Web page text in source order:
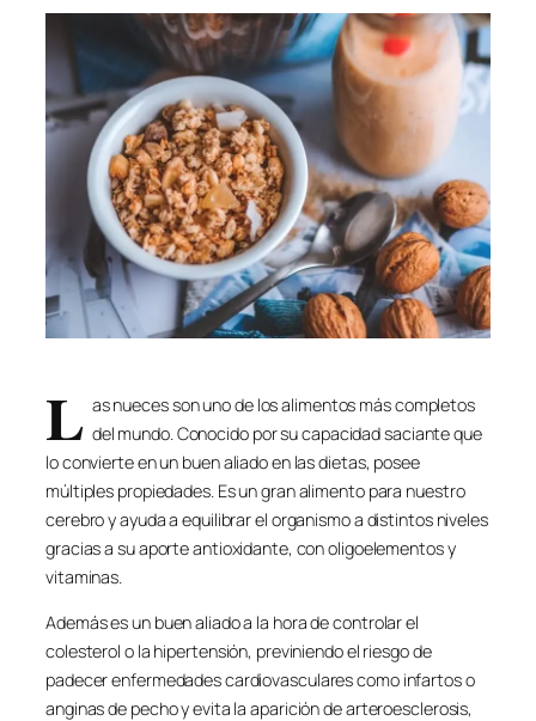
L as nueces son uno de los alimentos más completos
del mundo. Conocido por su capacidad saciante que
lo convierte en un buen aliado en las dietas, posee
múltiples propiedades. Es un gran alimento para nuestro
cerebro y ayuda a equilibrar el organismo a distintos niveles
gracias a su aporte antioxidante, con oligoelementos y
vitaminas.
Además es un buen aliado a la hora de controlar el
colesterol o la hipertensión, previniendo el riesgo de
padecer enfermedades cardiovasculares como infartos o
anginas de pecho y evita la aparición de arteroesclerosis,